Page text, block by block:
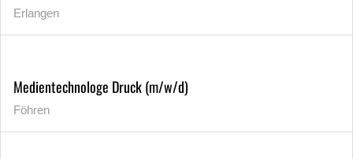
Erlangen
Medientechnologe Druck (m/w/d)
Föhren